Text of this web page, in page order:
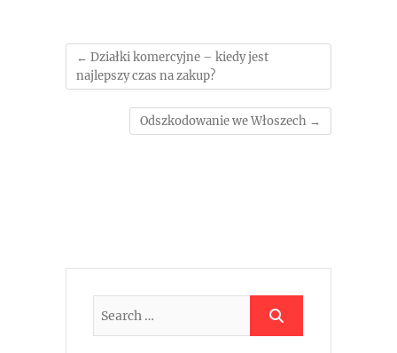
← Działki komercyjne – kiedy jest
najlepszy czas na zakup?
Odszkodowanie we Włoszech →